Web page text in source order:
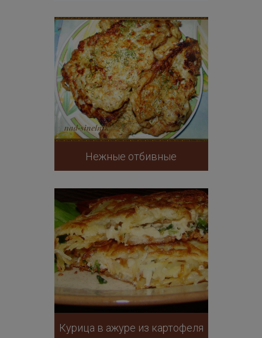
Нежные отбивные
Курица в ажуре из картофеля